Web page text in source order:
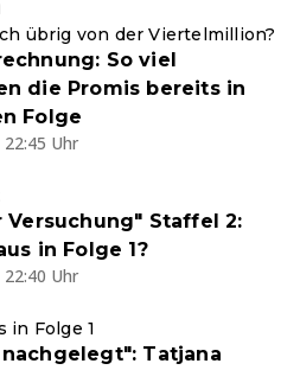
übrig von der Viertelmillion?
So viel
die Promis bereits in
Folge
22:45 Uhr
Versuchung" Staffel 2:
in Folge 1?
22:40 Uhr
in Folge 1
Tatjana